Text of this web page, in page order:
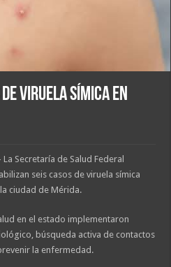
viruela símica en
Secretaría de Salud Federal
seis casos de viruela símica
ciudad de Mérida.
en el estado implementaron
búsqueda activa de contactos
la enfermedad.